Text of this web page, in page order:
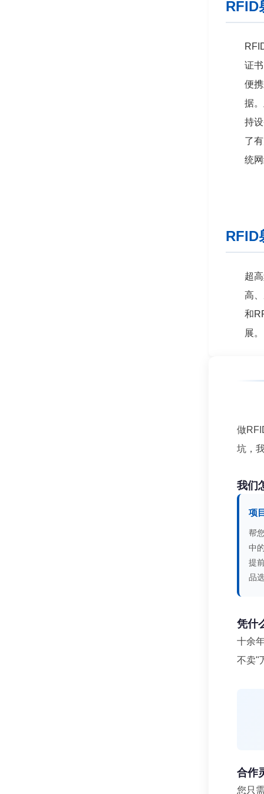
RFID
证
便
据
持
了
统
RFID
超
高
和
展。
做
坑，
我们
项
帮
中
提
品
凭什
十余
不卖"
合作
您只